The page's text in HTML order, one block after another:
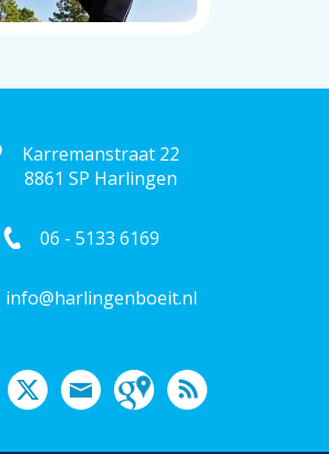
Karremanstraat 22
8861 SP Harlingen
06 - 5133 6169
info@harlingenboeit.nl